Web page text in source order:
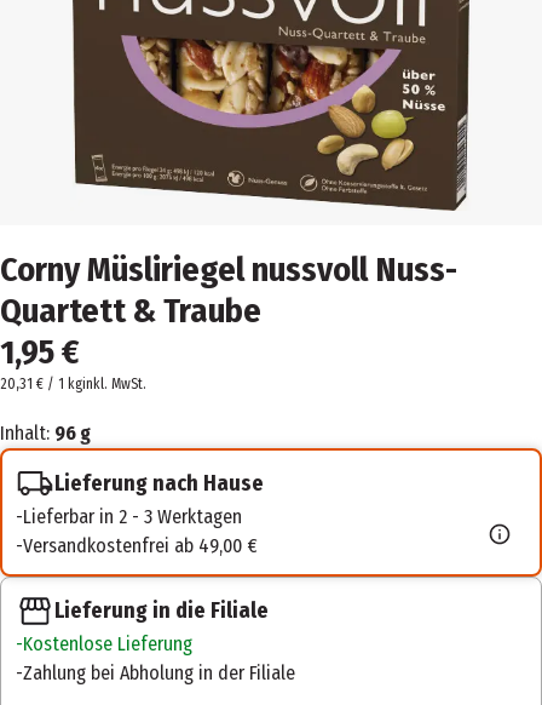
Corny Müsliriegel nussvoll Nuss-
Quartett & Traube
1,95 €
20,31 € / 1 kginkl. MwSt.
Inhalt: 96 g
Lieferung nach Hause
Lieferbar in 2 - 3 Werktagen
Versandkostenfrei ab 49,00 €
Lieferung in die Filiale
Kostenlose Lieferung
Zahlung bei Abholung in der Filiale